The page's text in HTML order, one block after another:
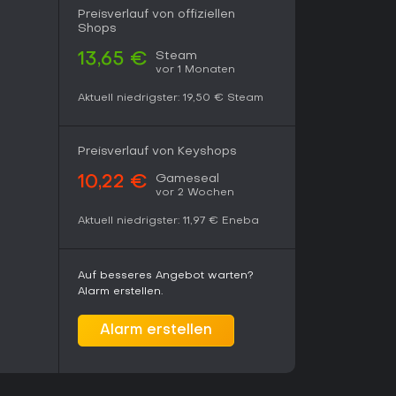
Welt und des Fokus auf
sehr positive Gesamtbewertung mit 84 Prozent
aktuelle Bewertungen bei gemischten 58
den Mangel an Inhalten kritisieren. Als Early-
Wenn du kooperatives Survival
Preisverlauf von offiziellen
Shops
13,65 € Steam
vor 1 Monaten
Aktuell niedrigster: 19,50 € Steam
Preisverlauf von Keyshops
10,22 € Gameseal
vor 2 Wochen
Aktuell niedrigster: 11,97 € Eneba
Auf besseres Angebot warten?
Alarm erstellen.
Alarm erstellen